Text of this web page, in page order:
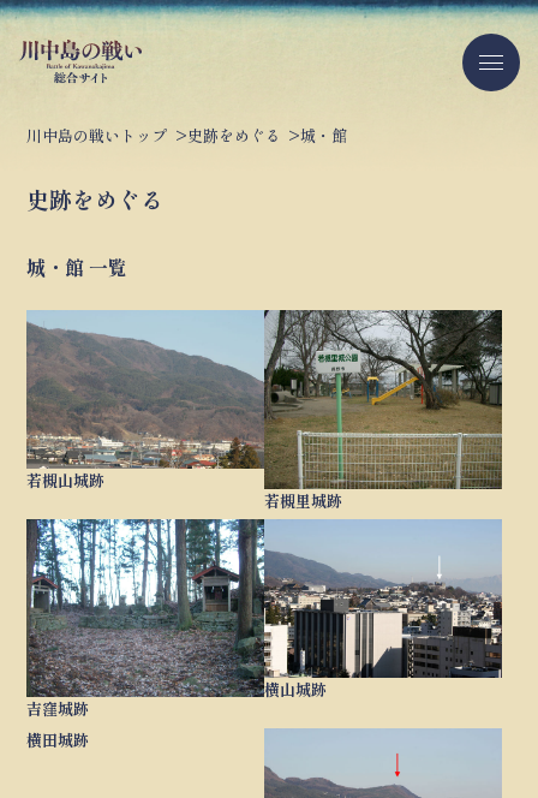
川中島の戦いトップ 史跡をめぐる 城・館
史跡をめぐる
城・館 一覧
若槻山城跡
若槻里城跡
吉窪城跡
横山城跡
横田城跡